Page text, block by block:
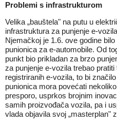
Problemi s infrastrukturom
Velika „bauštela" na putu u
infrastruktura za punjenje e-
Njemačkoj je 1.6. ove godine
punionica za e-automobile. Od
punkt bio prikladan za brzo
za punjenje e-vozila trebao
registriranih e-vozila, to bi
punionica mora povećati
presporo, usprkos brojnim
samih proizvođača vozila, pa i
vlada objavila svoj „masterplan"